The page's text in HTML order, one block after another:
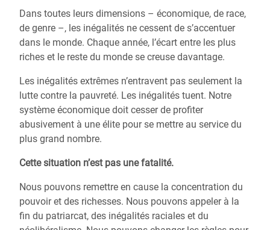
Dans toutes leurs dimensions – économique, de race,
de genre –, les inégalités ne cessent de s’accentuer
dans le monde. Chaque année, l’écart entre les plus
riches et le reste du monde se creuse davantage.
Les inégalités extrêmes n’entravent pas seulement la
lutte contre la pauvreté. Les inégalités tuent. Notre
système économique doit cesser de profiter
abusivement à une élite pour se mettre au service du
plus grand nombre.
Cette situation n’est pas une fatalité.
Nous pouvons remettre en cause la concentration du
pouvoir et des richesses. Nous pouvons appeler à la
fin du patriarcat, des inégalités raciales et du